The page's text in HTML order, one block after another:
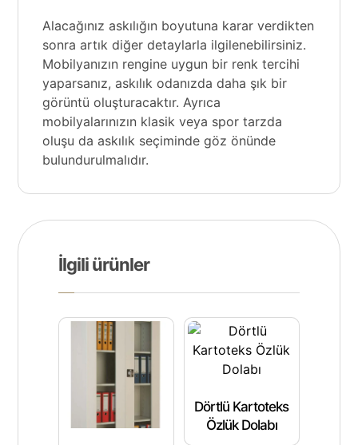
Alacağınız askılığın boyutuna karar verdikten
sonra artık diğer detaylarla ilgilenebilirsiniz.
Mobilyanızın rengine uygun bir renk tercihi
yaparsanız, askılık odanızda daha şık bir
görüntü oluşturacaktır. Ayrıca
mobilyalarınızın klasik veya spor tarzda
oluşu da askılık seçiminde göz önünde
bulundurulmalıdır.
İlgili ürünler
Dörtlü Kartoteks
Özlük Dolabı